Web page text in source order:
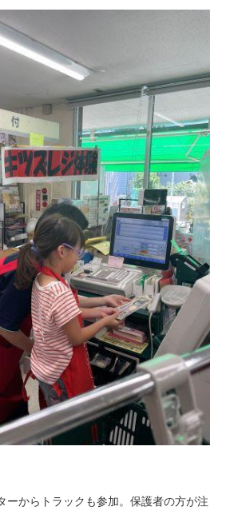
ーからトラックも参加。保護者の方が注